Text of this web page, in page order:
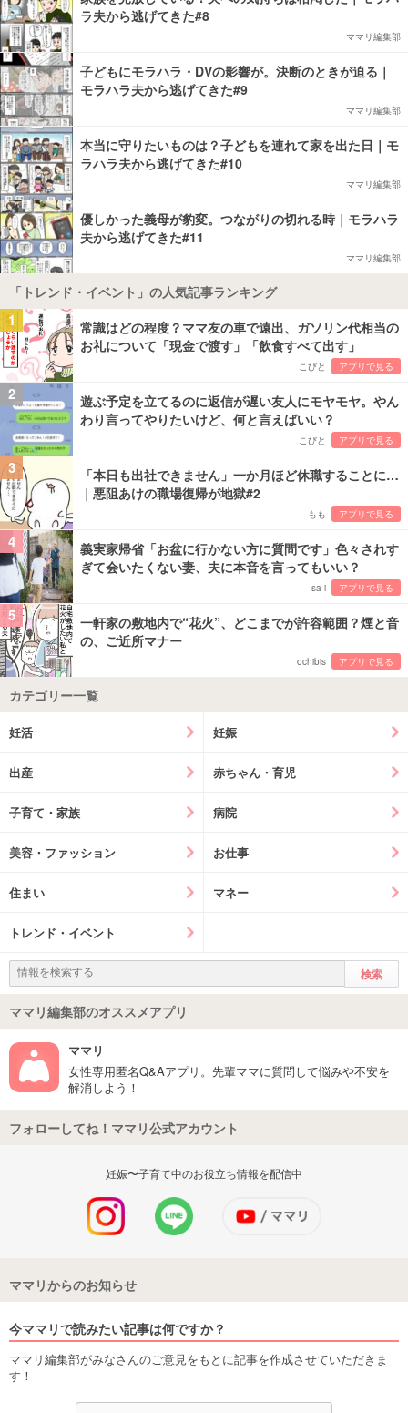
ラ夫から逃げてきた#8
ママリ編集部
子どもにモラハラ・DVの影響が。決断のときが迫る｜
モラハラ夫から逃げてきた#9
ママリ編集部
本当に守りたいものは？子どもを連れて家を出た日｜モ
ラハラ夫から逃げてきた#10
ママリ編集部
優しかった義母が豹変。つながりの切れる時｜モラハラ
夫から逃げてきた#11
ママリ編集部
「トレンド・イベント」の人気記事ランキング
1
常識はどの程度？ママ友の車で遠出、ガソリン代相当の
お礼について「現金で渡す」「飲食すべて出す」
こびと アプリで見る
2
遊ぶ予定を立てるのに返信が遅い友人にモヤモヤ。やん
わり言ってやりたいけど、何と言えばいい？
こびと アプリで見る
3
「本日も出社できません」一か月ほど休職することに…
｜悪阻あけの職場復帰が地獄#2
もも アプリで見る
4
義実家帰省「お盆に行かない方に質問です」色々されす
ぎて会いたくない妻、夫に本音を言ってもいい？
sa-i アプリで見る
5
一軒家の敷地内で“花火”、どこまでが許容範囲？煙と音
の、ご近所マナー
ochibis アプリで見る
カテゴリー一覧
妊活 妊娠
出産 赤ちゃん・育児
子育て・家族 病院
美容・ファッション お仕事
住まい マネー
トレンド・イベント
ママリ編集部のオススメアプリ
ママリ
女性専用匿名Q&Aアプリ。先輩ママに質問して悩みや不安を
解消しよう！
フォローしてね！ママリ公式アカウント
妊娠〜子育て中のお役立ち情報を配信中
ママリからのお知らせ
今ママリで読みたい記事は何ですか？
ママリ編集部がみなさんのご意見をもとに記事を作成させていただきま
す！